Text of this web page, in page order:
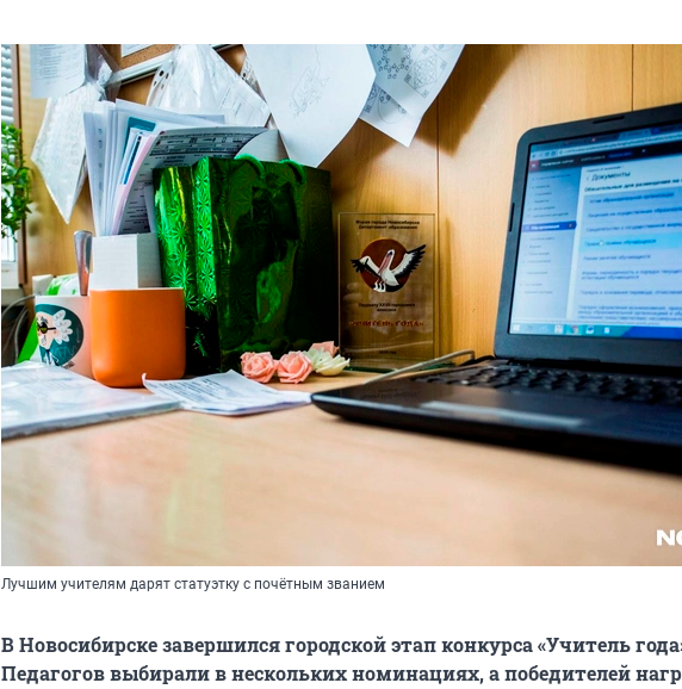
Лучшим учителям дарят статуэтку с почётным званием
В Новосибирске завершился городской этап конкурса «Учитель
Педагогов выбирали в нескольких номинациях, а победителей